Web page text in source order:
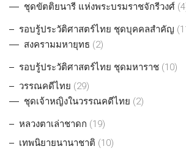
ชุดขัตติยนารี แห่งพระบรมราชจักรีวงศ์
รอบรู้ประวัติศาสตร์ไทย ชุดบุคคลสำคัญ
สงครามมหายุทธ (2)
รอบรู้ประวัติศาสตร์ไทย ชุดมหาราช (10)
วรรณคดีไทย (29)
ชุดเจ้าหญิงในวรรณคดีไทย (2)
หลวงตาเล่าชาดก (19)
เทพนิยายนานาชาติ (10)